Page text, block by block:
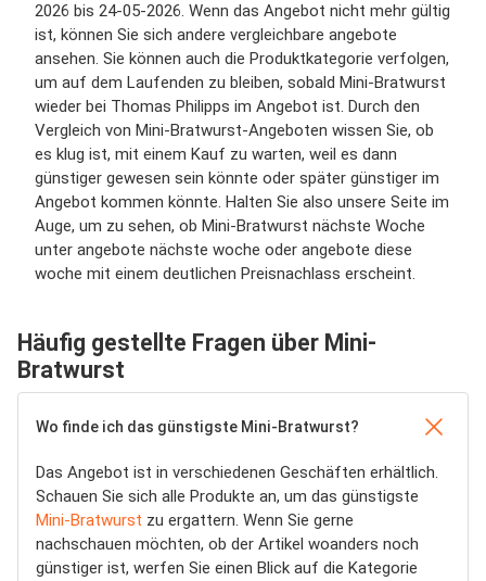
2026 bis 24-05-2026. Wenn das Angebot nicht mehr gültig
ist, können Sie sich andere vergleichbare angebote
ansehen. Sie können auch die Produktkategorie verfolgen,
um auf dem Laufenden zu bleiben, sobald Mini-Bratwurst
wieder bei Thomas Philipps im Angebot ist. Durch den
Vergleich von Mini-Bratwurst-Angeboten wissen Sie, ob
es klug ist, mit einem Kauf zu warten, weil es dann
günstiger gewesen sein könnte oder später günstiger im
Angebot kommen könnte. Halten Sie also unsere Seite im
Auge, um zu sehen, ob Mini-Bratwurst nächste Woche
unter angebote nächste woche oder angebote diese
woche mit einem deutlichen Preisnachlass erscheint.
Häufig gestellte Fragen über Mini-
Bratwurst
Wo finde ich das günstigste Mini-Bratwurst?
Das Angebot ist in verschiedenen Geschäften erhältlich.
Schauen Sie sich alle Produkte an, um das günstigste
Mini-Bratwurst zu ergattern. Wenn Sie gerne
nachschauen möchten, ob der Artikel woanders noch
günstiger ist, werfen Sie einen Blick auf die Kategorie